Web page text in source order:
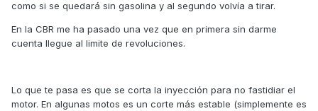
como si se quedará sin gasolina y al segundo volvía a tirar.
En la CBR me ha pasado una vez que en primera sin darme
cuenta llegue al limite de revoluciones.
Lo que te pasa es que se corta la inyección para no fastidiar el
motor. En algunas motos es un corte más estable (simplemente es